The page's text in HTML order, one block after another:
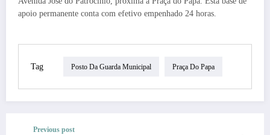
apoio permanente conta com efetivo empenhado 24 horas.
Tag Posto Da Guarda Municipal Praça Do Papa
Previous post